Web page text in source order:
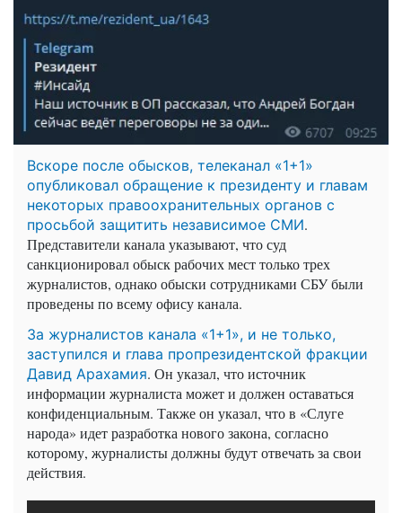
Вскоре после обысков, телеканал «1+1»
опубликовал обращение к президенту и главам
некоторых правоохранительных органов с
просьбой защитить независимое СМИ.
Представители канала указывают, что суд
санкционировал обыск рабочих мест только трех
журналистов, однако обыски сотрудниками СБУ были
проведены по всему офису канала.
За журналистов канала «1+1», и не только,
заступился и глава пропрезидентской фракции
Давид Арахамия. Он указал, что источник
информации журналиста может и должен оставаться
конфиденциальным. Также он указал, что в «Слуге
народа» идет разработка нового закона, согласно
которому, журналисты должны будут отвечать за свои
действия.